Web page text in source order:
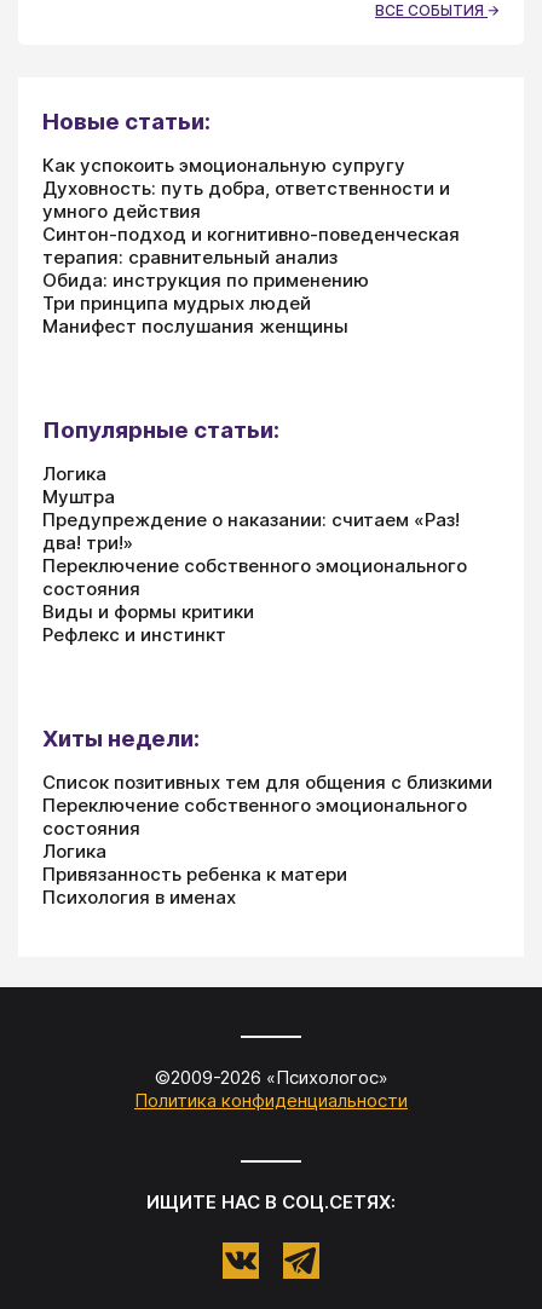
ВСЕ СОБЫТИЯ
Новые статьи:
Как успокоить эмоциональную супругу
Духовность: путь добра, ответственности и
умного действия
Синтон-подход и когнитивно-поведенческая
терапия: сравнительный анализ
Обида: инструкция по применению
Три принципа мудрых людей
Манифест послушания женщины
Популярные статьи:
Логика
Муштра
Предупреждение о наказании: считаем «Раз!
два! три!»
Переключение собственного эмоционального
состояния
Виды и формы критики
Рефлекс и инстинкт
Хиты недели:
Список позитивных тем для общения с близкими
Переключение собственного эмоционального
состояния
Логика
Привязанность ребенка к матери
Психология в именах
©2009-2026 «Психологос»
Политика конфиденциальности
ИЩИТЕ НАС В СОЦ.СЕТЯХ: